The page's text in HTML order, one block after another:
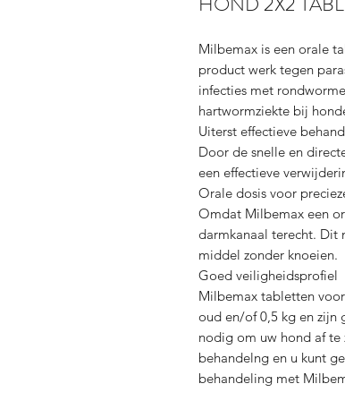
Milbemax is een orale
product werk tegen
infecties met
hartwormziekte bij
Uiterst effectieve
Door de snelle en
een effectieve
Orale dosis voor
Omdat Milbemax een
darmkanaal terecht. Dit
middel zonder knoeien.
Goed veiligheidsprofiel
Milbemax tabletten
oud en/of 0,5 kg en zijn
nodig om uw hond af te
behandelng en u kunt
behandeling met